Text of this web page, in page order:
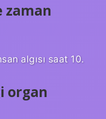
zaman
algısı saat 10.
organ